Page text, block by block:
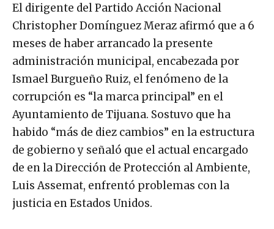
El dirigente del Partido Acción Nacional
Christopher Domínguez Meraz afirmó que a 6
meses de haber arrancado la presente
administración municipal, encabezada por
Ismael Burgueño Ruiz, el fenómeno de la
corrupción es “la marca principal” en el
Ayuntamiento de Tijuana. Sostuvo que ha
habido “más de diez cambios” en la estructura
de gobierno y señaló que el actual encargado
de en la Dirección de Protección al Ambiente,
Luis Assemat, enfrentó problemas con la
justicia en Estados Unidos.